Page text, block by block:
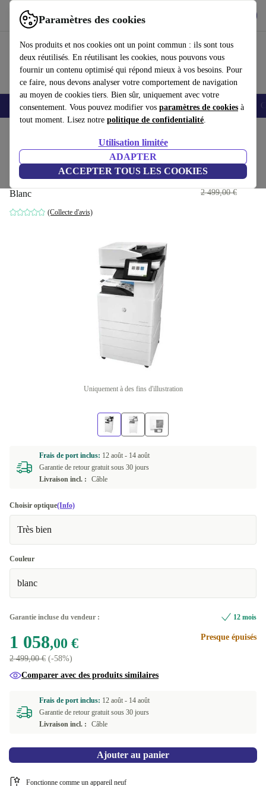
Paramètres des cookies
Nos produits et nos cookies ont un point commun : ils sont tous
deux réutilisés. En réutilisant les cookies, nous pouvons vous
fournir un contenu optimisé qui répond mieux à vos besoins. Pour
ce faire, nous devons analyser votre comportement de navigation
au moyen de cookies tiers. Bien sûr, uniquement avec votre
consentement. Vous pouvez modifier vos paramètres de cookies à
tout moment. Lisez notre politique de confidentialité.
Utilisation limitée
ADAPTER
ACCEPTER TOUS LES COOKIES
Utilisez refurbed rapidement et facilement
Smartphones Laptops Tablettes Montres connectées Accessoires
HP LaserJet Couleur MFP
Gérée E77830dn
Blanc
(Collecte d'avis)
1 058,00 €
2 499,00 €
Uniquement à des fins d'illustration
Frais de port inclus: 12 août - 14 août
Garantie de retour gratuit sous 30 jours
Livraison incl. :
Câble
Choisir optique(Info)
Très bien
Couleur
blanc
Garantie incluse du vendeur : 12 mois
1 058,00 €
2 499,00 € (-58%)
Presque épuisés
Comparer avec des produits similaires
Frais de port inclus: 12 août - 14 août
Garantie de retour gratuit sous 30 jours
Livraison incl. :
Câble
Ajouter au panier
Fonctionne comme un appareil neuf